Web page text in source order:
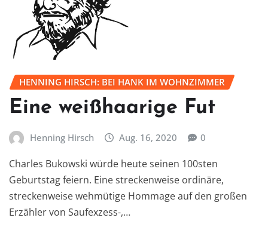
HENNING HIRSCH: BEI HANK IM WOHNZIMMER
Eine weißhaarige Fut
Henning Hirsch Aug. 16, 2020 0
Charles Bukowski würde heute seinen 100sten
Geburtstag feiern. Eine streckenweise ordinäre,
streckenweise wehmütige Hommage auf den großen
Erzähler von Saufexzess-,…